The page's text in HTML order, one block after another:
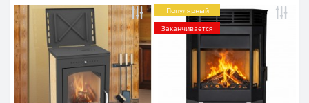
Популярный
Заканчивается